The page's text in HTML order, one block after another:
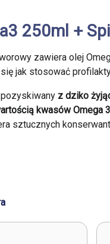
250ml +
zawiera olej
jak stosować
z dziko
kwasów Omega
sztucznych